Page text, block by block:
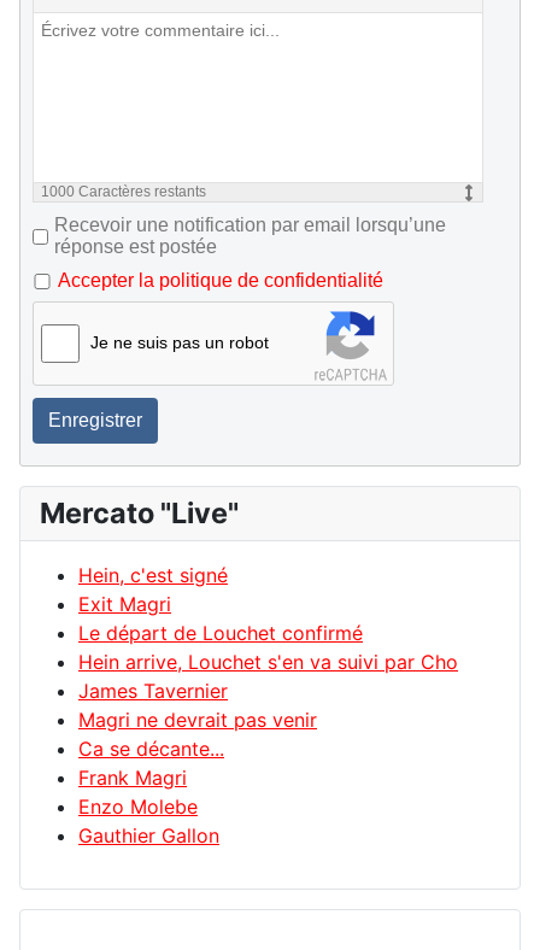
1000 Caractères restants
Recevoir une notification par email lorsqu’une
réponse est postée
Accepter la politique de confidentialité
Je ne suis pas un robot
Enregistrer
Mercato "Live"
Hein, c'est signé
Exit Magri
Le départ de Louchet confirmé
Hein arrive, Louchet s'en va suivi par Cho
James Tavernier
Magri ne devrait pas venir
Ca se décante...
Frank Magri
Enzo Molebe
Gauthier Gallon